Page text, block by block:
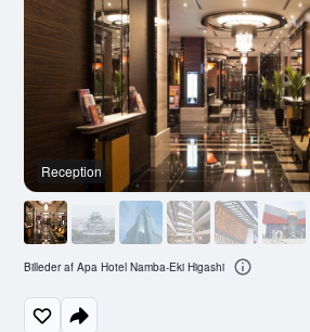
Reception
Billeder af Apa Hotel Namba-Eki Higashi